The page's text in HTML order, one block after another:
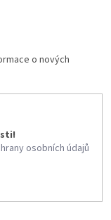
o nových
osobních údajů